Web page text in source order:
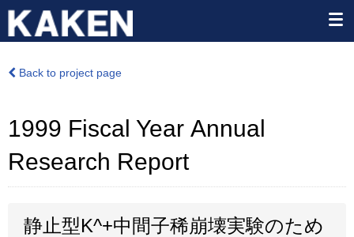
Back to project page
1999 Fiscal Year Annual
Research Report
静止型K^+中間子稀崩壊実験のため